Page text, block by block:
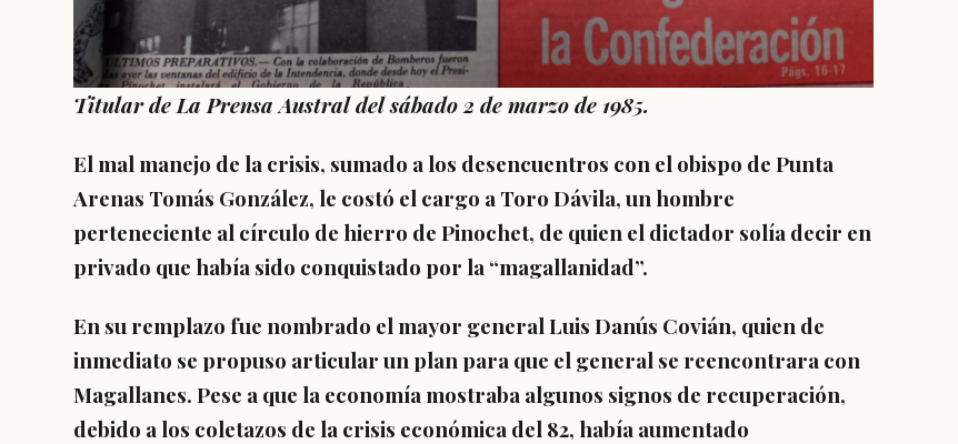
Titular de La Prensa Austral del sábado 2 de marzo de 1985.
El mal manejo de la crisis, sumado a los desencuentros con el obispo de Punta
Arenas Tomás González, le costó el cargo a Toro Dávila, un hombre
perteneciente al círculo de hierro de Pinochet, de quien el dictador solía decir en
privado que había sido conquistado por la “magallanidad”.
En su remplazo fue nombrado el mayor general Luis Danús Covián, quien de
inmediato se propuso articular un plan para que el general se reencontrara con
Magallanes. Pese a que la economía mostraba algunos signos de recuperación,
debido a los coletazos de la crisis económica del 82, había aumentado